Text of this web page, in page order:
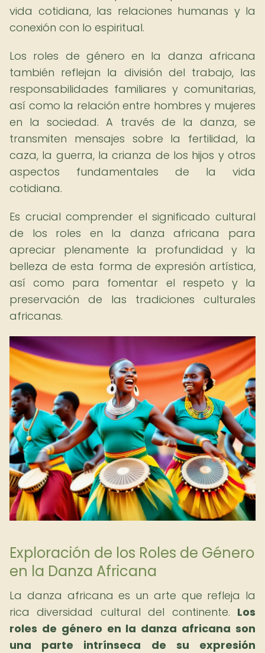
vida cotidiana, las relaciones humanas y la
conexión con lo espiritual.
Los roles de género en la danza africana
también reflejan la división del trabajo, las
responsabilidades familiares y comunitarias,
así como la relación entre hombres y mujeres
en la sociedad. A través de la danza, se
transmiten mensajes sobre la fertilidad, la
caza, la guerra, la crianza de los hijos y otros
aspectos fundamentales de la vida
cotidiana.
Es crucial comprender el significado cultural
de los roles en la danza africana para
apreciar plenamente la profundidad y la
belleza de esta forma de expresión artística,
así como para fomentar el respeto y la
preservación de las tradiciones culturales
africanas.
Exploración de los Roles de Género
en la Danza Africana
La danza africana es un arte que refleja la
rica diversidad cultural del continente. Los
roles de género en la danza africana son
una parte intrínseca de su expresión